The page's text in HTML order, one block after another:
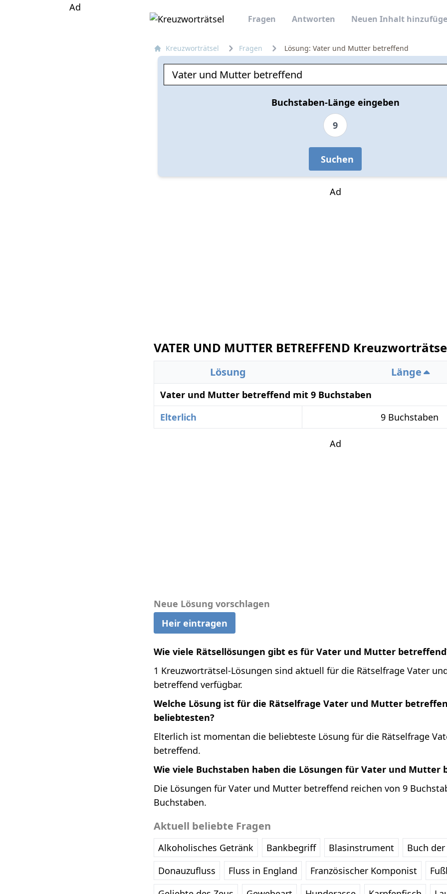
Fragen Antworten Neuen Inhalt
Ad
Kreuzworträtsel Fragen Lösung: Vater und Mutter betreffend
Buchstaben-Länge eingeben
9
Suchen
Ad
VATER UND MUTTER BETREFFEND
Lösung Länge
Vater und Mutter betreffend mit 9 Buchstaben
Elterlich
9 Buchstaben
Ad
Neue Lösung vorschlagen
Heir eintragen
Wie viele Rätsellösungen gibt es für Vater und Mutter
1 Kreuzworträtsel-Lösungen sind aktuell für die Rätselfrage Vater
betreffend verfügbar.
Welche Lösung ist für die Rätselfrage Vater und Mutter
beliebtesten?
Elterlich ist momentan die beliebteste Lösung für die Rätselfrage
betreffend.
Wie viele Buchstaben haben die Lösungen für Vater und Mutter
Die Lösungen für Vater und Mutter betreffend reichen von 9
Buchstaben.
Aktuell beliebte Fragen
Alkoholisches Getränk Bankbegriff Blasinstrument
Buch
Donauzufluss
Fluss in England Französischer Komponist